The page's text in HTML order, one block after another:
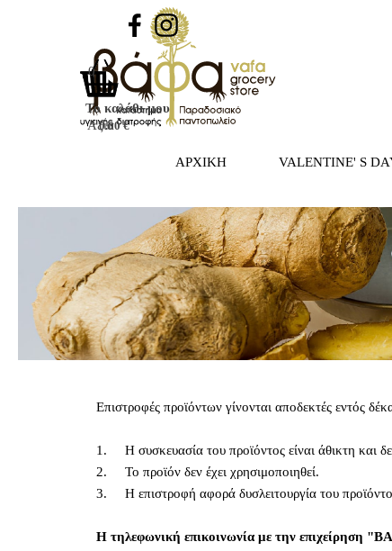
Μετάβαση στο περιεχόμενο
0
Το καλάθι μου
Αξία0.00 €
ΑΡΧΙΚΗ VALENTINE' S
Επιστροφές προϊόντων γίνονται αποδεκτές εντός
1. Η συσκευασία του προϊόντος είναι άθικτη και
2. Το προϊόν δεν έχει χρησιμοποιηθεί.
3. Η επιστροφή αφορά δυσλειτουργία του
Η τηλεφωνική επικοινωνία με την επιχείρηση